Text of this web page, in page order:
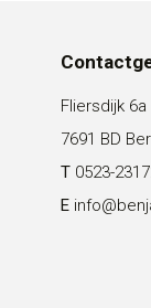
Fliersdijk 6a
7691 BD
T 0523-
E